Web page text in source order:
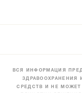
ВСЯ ИНФОРМАЦИЯ
ЗДРАВООХРАНЕНИЯ
СРЕДСТВ И НЕ МОЖЕТ